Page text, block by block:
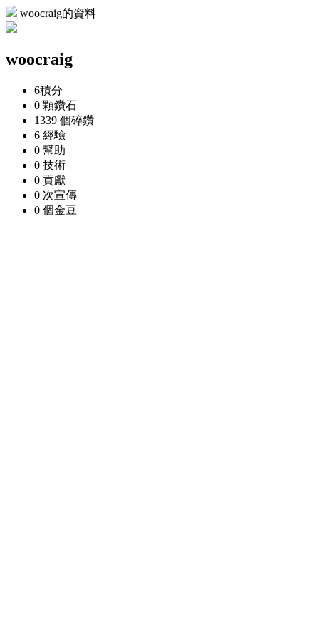
woocraig的資料
woocraig
6積分
0 顆鑽石
1339 個碎鑽
6 經驗
0 幫助
0 技術
0 貢獻
0 次宣傳
0 個金豆